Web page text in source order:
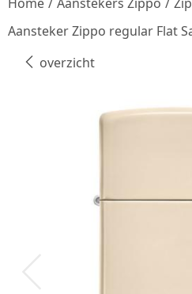
Aansteker Zippo regular Flat
overzicht